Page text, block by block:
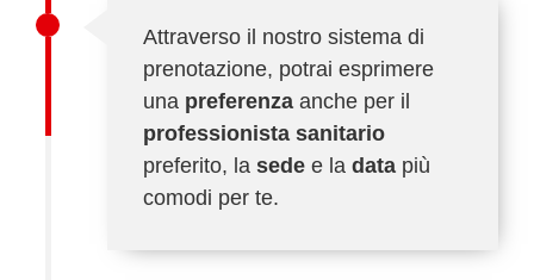
Attraverso il nostro sistema di
prenotazione, potrai esprimere
una preferenza anche per il
professionista sanitario
preferito, la sede e la data più
comodi per te.